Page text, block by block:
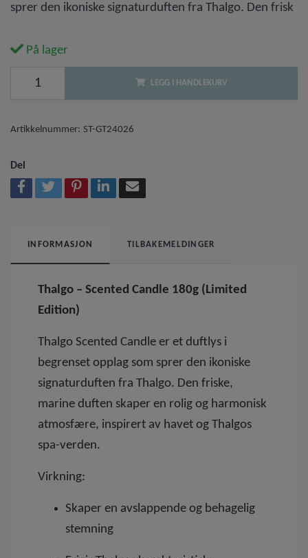
sprer den ikoniske signaturduften fra Thalgo. Den frisk
På lager
LEGG I HANDLEKURV
Artikkelnummer: ST-GT24026
Del
INFORMASJON TILBAKEMELDINGER
Thalgo – Scented Candle 180g (Limited
Edition)
Thalgo Scented Candle er et duftlys i
begrenset opplag som sprer den ikoniske
signaturduften fra Thalgo. Den friske,
marine duften skaper en rolig og harmonisk
atmosfære, inspirert av havet og Thalgos
spa-verden.
Virkning:
Skaper en avslappende og behagelig
stemning